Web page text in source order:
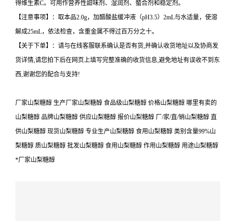
得维生素C。可用作营养性甜味剂、湿润剂、螯合剂和稳定剂。
【注意事项】：取本品2.0g，加醋酸盐缓冲液（pH3.5）2mL与水适量，使溶
解成25mL，依法检查，含重金属不得过百万分之十。
【关于下单】：请与在线客服联系确认是否有货,并确认收货地址以及协商发
货详情,请您拍下后在网页上填写完整准确的收货信息,避免地址有误收不到东
西,谢谢您的配合与支持!
厂家山梨糖醇 生产厂家山梨糖醇 食品级山梨糖醇 价格山梨糖醇 哪里有卖的
山梨糖醇 品牌山梨糖醇 供应山梨糖醇 报价山梨糖醇 厂/家/直/销山梨糖醇 直
供山梨糖醇 现货山梨糖醇 专业生产山梨糖醇 食用山梨糖醇 类别含量99%山
梨糖醇 质山梨糖醇 批发山梨糖醇 食用山梨糖醇 作用山梨糖醇 用途山梨糖醇
*厂家山梨糖醇